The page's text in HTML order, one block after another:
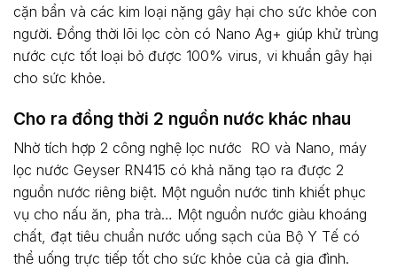
cặn bẩn và các kim loại nặng gây hại cho sức khỏe con
người. Đồng thời lõi lọc còn có Nano Ag+ giúp khử trùng
nước cực tốt loại bỏ được 100% virus, vi khuẩn gây hại
cho sức khỏe.
Cho ra đồng thời 2 nguồn nước khác nhau
Nhờ tích hợp 2 công nghệ lọc nước RO và Nano, máy
lọc nước Geyser RN415 có khả năng tạo ra được 2
nguồn nước riêng biệt. Một nguồn nước tinh khiết phục
vụ cho nấu ăn, pha trà… Một nguồn nước giàu khoáng
chất, đạt tiêu chuẩn nước uống sạch của Bộ Y Tế có
thể uống trực tiếp tốt cho sức khỏe của cả gia đình.